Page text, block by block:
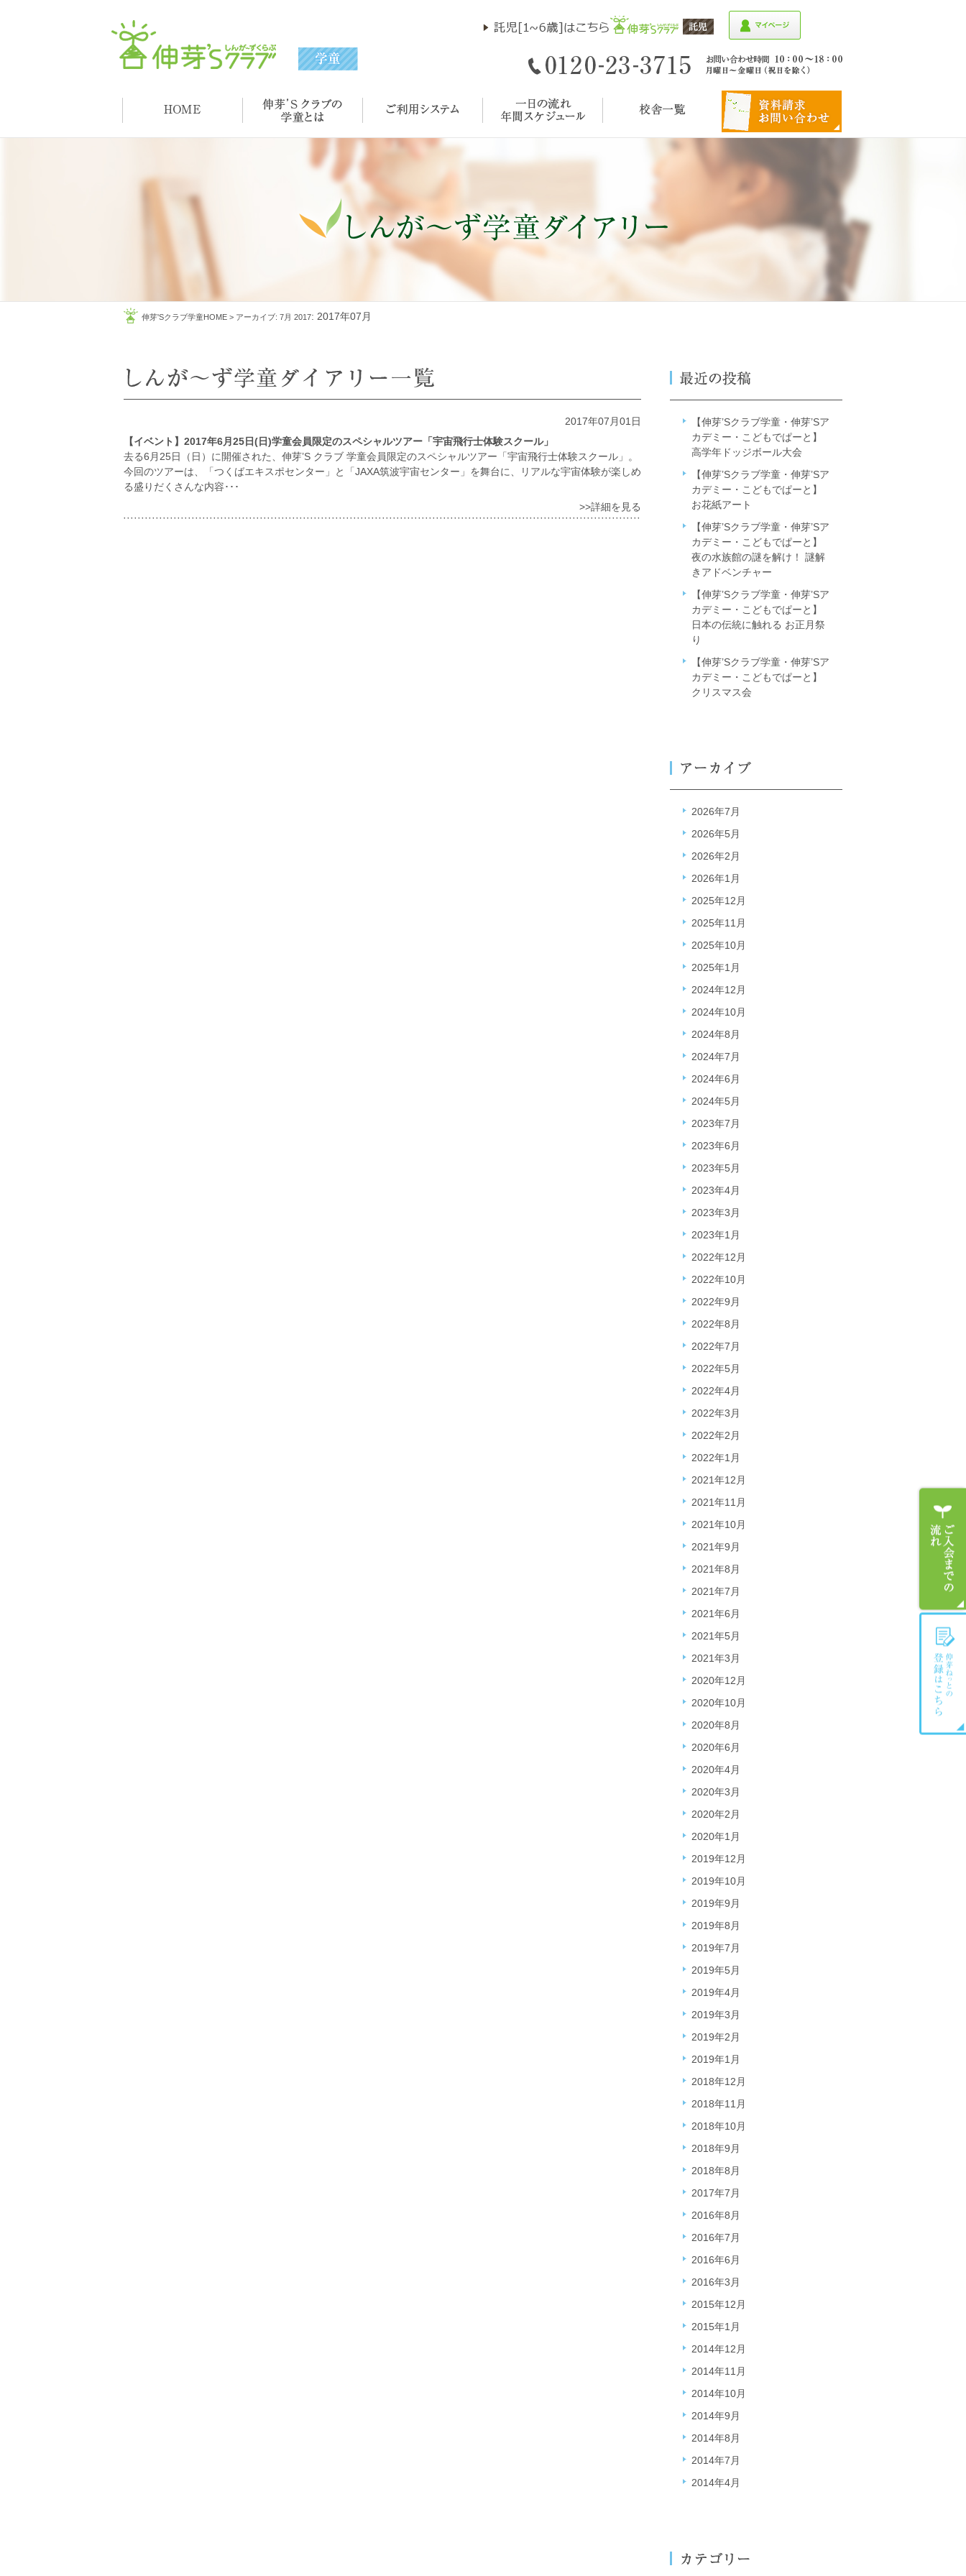
伸芽'Sクラブ学童HOME > アーカイブ: 7月 2017: 2017年07月
2017年07月01日
【イベント】2017年6月25日(日)学童会員限定のスペシャルツアー「宇宙飛行士体験スクール」
去る6月25日（日）に開催された、伸芽’S クラブ 学童会員限定のスペシャルツアー「宇宙飛行士体験スクール」。
今回のツアーは、「つくばエキスポセンター」と「JAXA筑波宇宙センター」を舞台に、リアルな宇宙体験が楽しめ
る盛りだくさんな内容･･･
>>詳細を見る
【伸芽’Sクラブ学童・伸芽’Sア
カデミー・こどもでぱーと】
高学年ドッジボール大会
【伸芽’Sクラブ学童・伸芽’Sア
カデミー・こどもでぱーと】
お花紙アート
【伸芽’Sクラブ学童・伸芽’Sア
カデミー・こどもでぱーと】
夜の水族館の謎を解け！ 謎解
きアドベンチャー
【伸芽’Sクラブ学童・伸芽’Sア
カデミー・こどもでぱーと】
日本の伝統に触れる お正月祭
り
【伸芽’Sクラブ学童・伸芽’Sア
カデミー・こどもでぱーと】
クリスマス会
2026年7月
2026年5月
2026年2月
2026年1月
2025年12月
2025年11月
2025年10月
2025年1月
2024年12月
2024年10月
2024年8月
2024年7月
2024年6月
2024年5月
2023年7月
2023年6月
2023年5月
2023年4月
2023年3月
2023年1月
2022年12月
2022年10月
2022年9月
2022年8月
2022年7月
2022年5月
2022年4月
2022年3月
2022年2月
2022年1月
2021年12月
2021年11月
2021年10月
2021年9月
2021年8月
2021年7月
2021年6月
2021年5月
2021年3月
2020年12月
2020年10月
2020年8月
2020年6月
2020年4月
2020年3月
2020年2月
2020年1月
2019年12月
2019年10月
2019年9月
2019年8月
2019年7月
2019年5月
2019年4月
2019年3月
2019年2月
2019年1月
2018年12月
2018年11月
2018年10月
2018年9月
2018年8月
2017年7月
2016年8月
2016年7月
2016年6月
2016年3月
2015年12月
2015年1月
2014年12月
2014年11月
2014年10月
2014年9月
2014年8月
2014年7月
2014年4月